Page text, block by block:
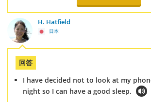
H. Hatfield
日本
回答
I have decided not to look at my
night so I can have a good sleep.